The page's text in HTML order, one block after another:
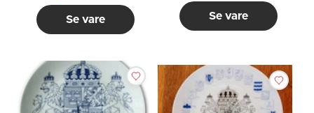
Se vare Se vare